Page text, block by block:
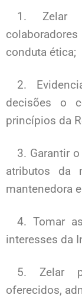
1. Zelar
conduta ética;
2.
decisões o
princípios da
3. Garantir o
atributos da
mantenedora
4. Tomar
interesses da
5. Zelar
oferecidos,